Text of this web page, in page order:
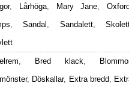
, Lårhöga, Mary Jane, Oxford
,Sandal , Sandalett,
, Bred klack,
, Döskallar, Extra bredd,